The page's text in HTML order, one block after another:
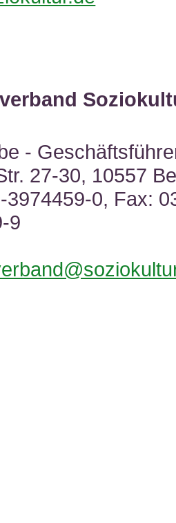
-
27-30, 10557
3974459-0, Fax:
9